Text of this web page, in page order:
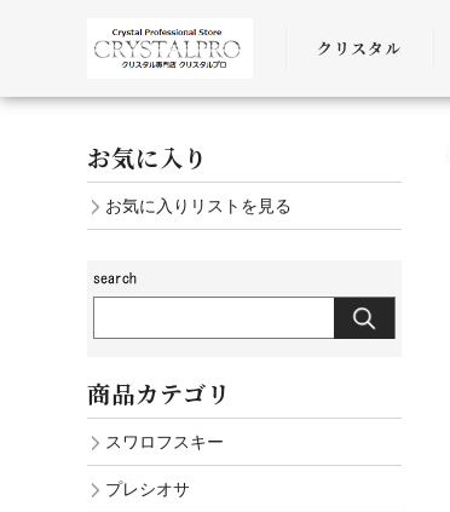
クリスタル
SWAROVSKI
お気に入り
お気に入りリストを見る
商品カテゴリ
スワロフスキー
プレシオサ